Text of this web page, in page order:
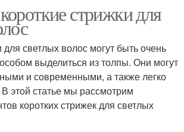
стрижки для
для светлых волос могут быть очень
выделиться из толпы. Они могут
и современными, а также легко
этой статье мы рассмотрим
коротких стрижек для светлых